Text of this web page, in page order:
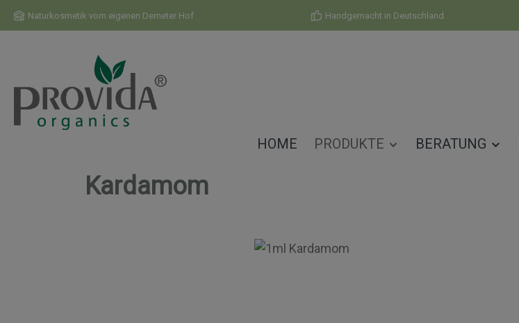
Hauptinhalt springen
Zur Suche springen
Zur Hauptnavigation springen
Naturkosmetik vom eigenen Demeter Hof Handgemacht in Deutschland
HOME PRODUKTE BERATUNG
Kardamom